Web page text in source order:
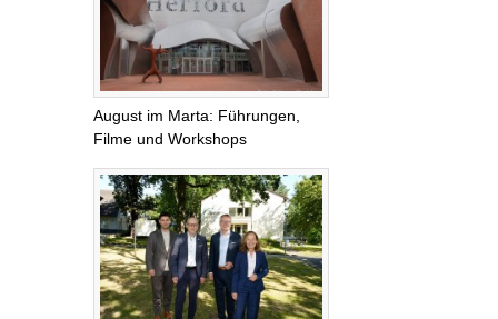
August im Marta: Führungen,
Filme und Workshops